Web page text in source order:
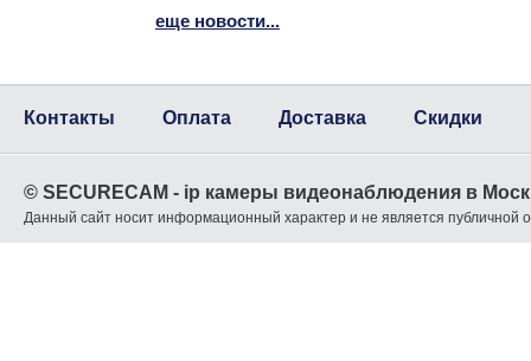
еще новости...
Контакты Оплата Доставка Скидки
© SECURECAM - ip камеры видеонаблюдения в
Данный сайт носит информационный характер и не является публичной